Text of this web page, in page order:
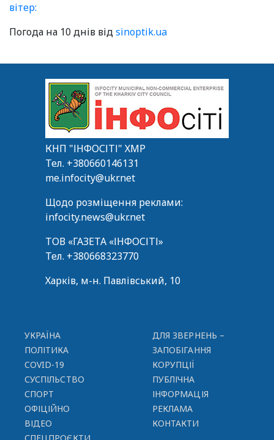
вітер:
Погода на 10 днів відsinoptik.ua
КНП "ІНФОСІТІ" ХМР
Тел. +380660146131
me.infocity@ukr.net
Щодо розміщення реклами:
infocity.news@ukr.net
ТОВ «ГАЗЕТА «ІНФОСІТІ»
Тел. +380668323770
Харків, м-н. Павлівський, 10
УКРАЇНА
ПОЛІТИКА
COVID-19
СУСПІЛЬСТВО
СПОРТ
ОФІЦІЙНО
ВІДЕО
ДЛЯ ЗВЕРНЕНЬ –
ЗАПОБІГАННЯ
КОРУПЦІЇ
ПУБЛІЧНА
ІНФОРМАЦІЯ
РЕКЛАМА
КОНТАКТИ